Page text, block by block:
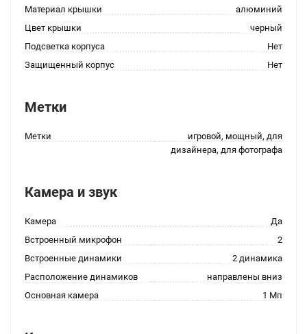
Материал крышки
алюминий
Цвет крышки
черный
Подсветка корпуса
Нет
Защищенный корпус
Нет
Метки
Метки
игровой, мощный, для
дизайнера, для фотографа
Камера и звук
Камера
Да
Встроенный микрофон
2
Встроенные динамики
2 динамика
Расположение динамиков
направлены вниз
Основная камера
1 Мп